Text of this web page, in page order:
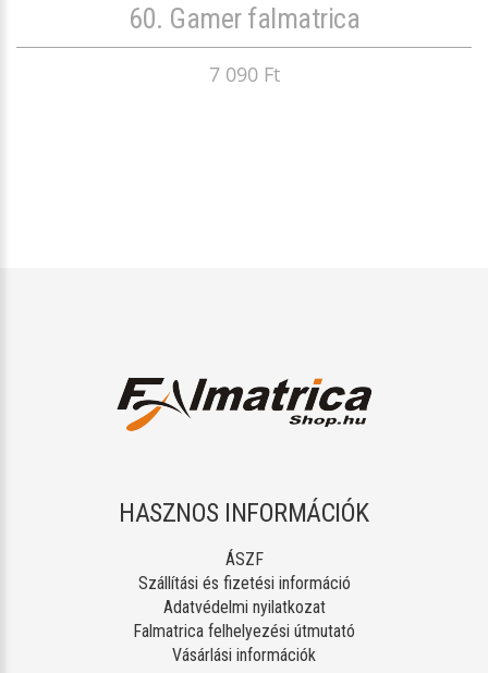
60. Gamer falmatrica
7 090 Ft
HASZNOS INFORMÁCIÓK
ÁSZF
Szállítási és fizetési információ
Adatvédelmi nyilatkozat
Falmatrica felhelyezési útmutató
Vásárlási információk